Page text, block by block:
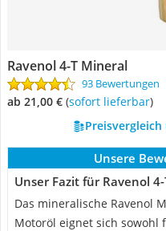
Ravenol 4-T Mineral
93 Bewertungen
ab 21,00 € ( Sofort lieferbar)
Unsere
Unser Fazit für Ravenol
Das mineralische Ravenol
Motoröl eignet sich sowohl